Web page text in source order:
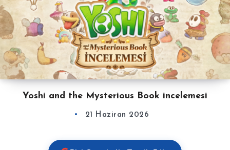
Yoshi and the Mysterious Book incelemesi
21 Haziran 2026